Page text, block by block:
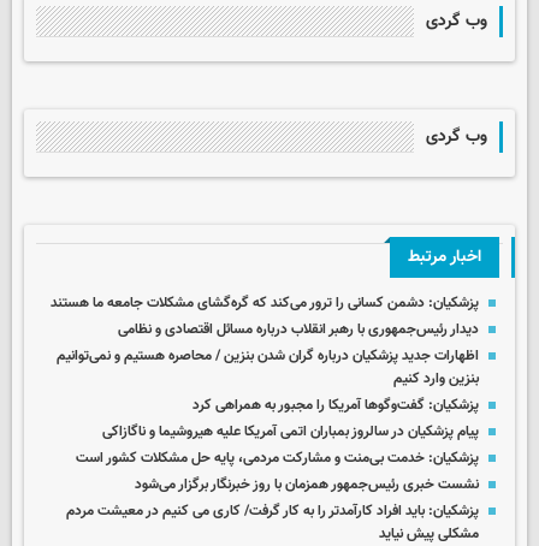
وب گردی
وب گردی
اخبار مرتبط
پزشکیان: دشمن کسانی را ترور می‌کند که گره‌گشای مشکلات جامعه ما هستند
دیدار رئیس‌جمهوری با رهبر انقلاب درباره مسائل اقتصادی و نظامی
اظهارات جدید پزشکیان درباره گران شدن بنزین / محاصره هستیم و نمی‌توانیم
بنزین وارد کنیم
پزشکیان: گفت‌وگوها آمریکا را مجبور به همراهی کرد
پیام پزشکیان در سالروز بمباران اتمی آمریکا علیه هیروشیما و ناگازاکی
پزشکیان: خدمت بی‌منت و مشارکت مردمی، پایه حل مشکلات کشور است
نشست خبری رئیس‌جمهور همزمان با روز خبرنگار برگزار می‌شود
پزشکیان: باید افراد کارآمدتر را به کار گرفت/ کاری می کنیم در معیشت مردم
مشکلی پیش نیاید